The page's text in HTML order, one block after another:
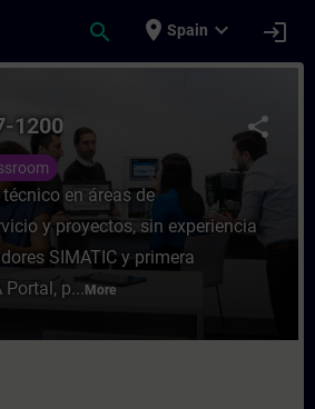
search place Spain expand_more login
S7-1200 -
share
1200
en áreas de
y proyectos, sin experiencia
SIMATIC y primera
p... More